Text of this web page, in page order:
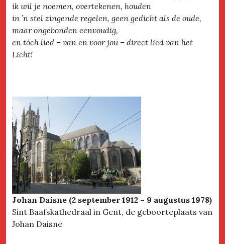
ik wil je noemen, overtekenen, houden
in ’n stel zingende regelen, geen gedicht als de oude,
maar ongebonden eenvoudig,
en tóch lied – van en voor jou – direct lied van het
Licht!
Johan Daisne (2 september 1912 – 9 augustus 1978)
Sint Baafskathedraal in Gent, de geboorteplaats van
Johan Daisne